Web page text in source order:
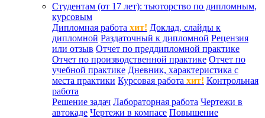
Студентам (от 17 лет): тьюторство по дипломным,
курсовым
Дипломная работа хит! Доклад, слайды к
дипломной Раздаточный к дипломной Рецензия
или отзыв Отчет по преддипломной практике
Отчет по производственной практике Отчет по
учебной практике Дневник, характеристика с
места практики Курсовая работа хит! Контрольная
работа
Решение задач Лабораторная работа Чертежи в
автокаде Чертежи в компасе Повышение